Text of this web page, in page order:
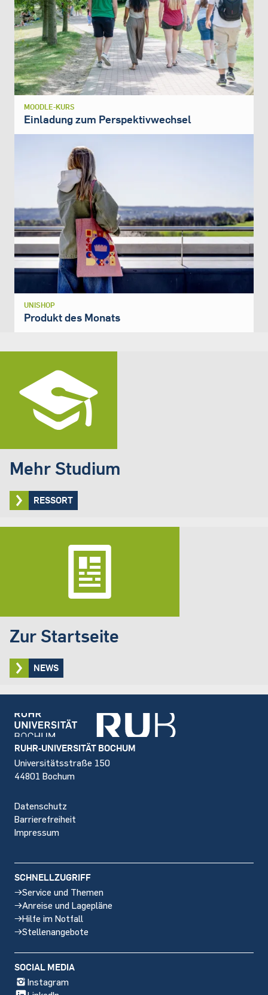
MOODLE-KURS
Einladung zum Perspektivwechsel
UNISHOP
Produkt des Monats
Mehr Studium
RESSORT
Zur Startseite
NEWS
Footer
RUHR-UNIVERSITÄT BOCHUM
Universitätsstraße 150
44801 Bochum
Datenschutz
Barrierefreiheit
Impressum
SCHNELLZUGRIFF
Service und Themen
Anreise und Lagepläne
Hilfe im Notfall
Stellenangebote
SOCIAL MEDIA
Instagram